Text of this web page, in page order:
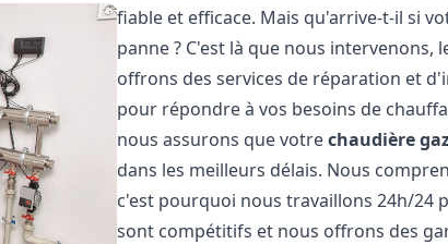
fiable et efficace. Mais qu'arrive-t-il si
panne ? C'est là que nous
offrons des services de réparation et
pour répondre à vos besoins de
nous assurons que votrechaudière
dans les meilleurs délais. Nous
c'est pourquoi nous travaillons 24h/24
sont compétitifs et nous offrons des